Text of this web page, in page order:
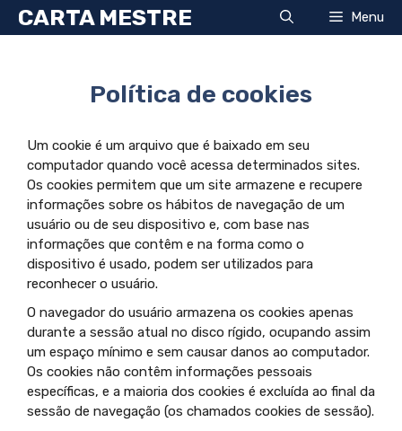
Pular
paraCARTA MESTRE Menu
Política de cookies
Um cookie é um arquivo que é baixado em seu
computador quando você acessa determinados sites.
Os cookies permitem que um site armazene e recupere
informações sobre os hábitos de navegação de um
usuário ou de seu dispositivo e, com base nas
informações que contêm e na forma como o
dispositivo é usado, podem ser utilizados para
reconhecer o usuário.
O navegador do usuário armazena os cookies apenas
durante a sessão atual no disco rígido, ocupando assim
um espaço mínimo e sem causar danos ao computador.
Os cookies não contêm informações pessoais
específicas, e a maioria dos cookies é excluída ao final da
sessão de navegação (os chamados cookies de sessão).